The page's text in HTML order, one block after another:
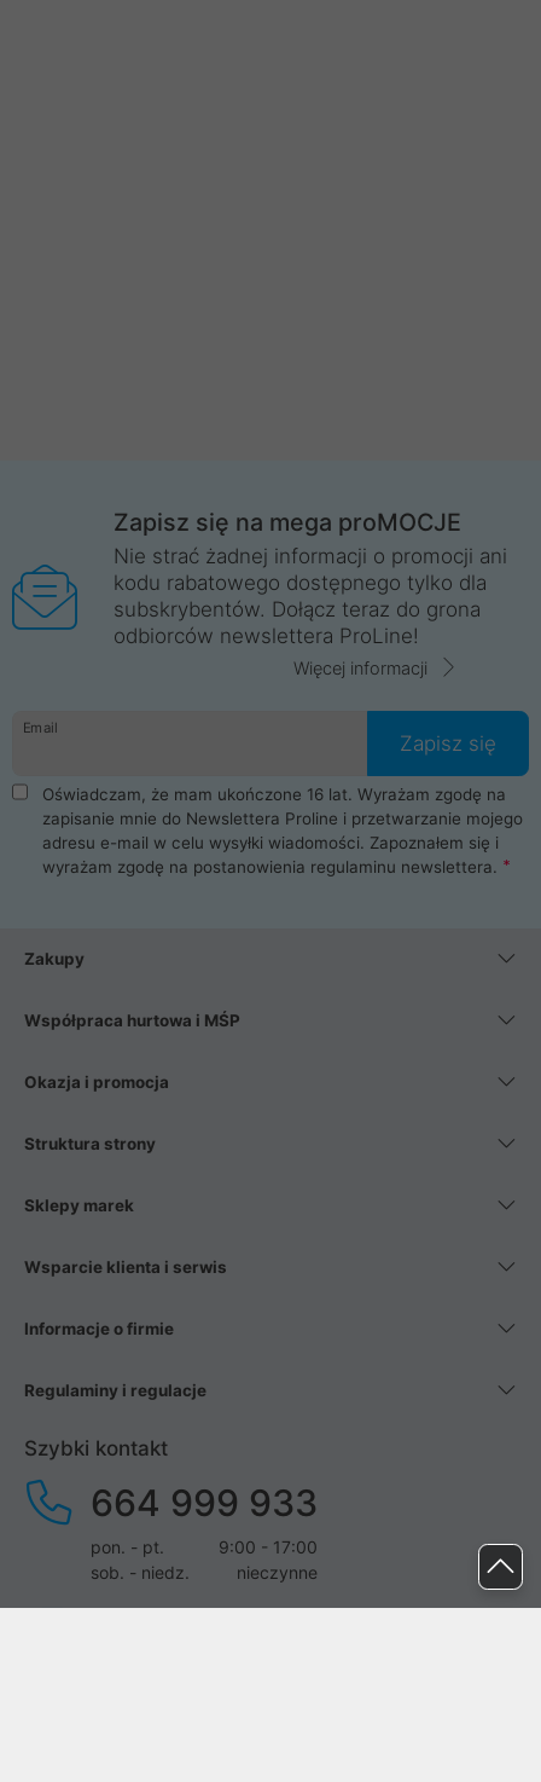
Zapisz się na mega proMOCJE
Nie strać żadnej informacji o promocji ani
kodu rabatowego dostępnego tylko dla
subskrybentów. Dołącz teraz do grona
odbiorców newslettera ProLine!
Więcej informacji
Email
Zapisz się
Oświadczam, że mam ukończone 16 lat. Wyrażam zgodę na
zapisanie mnie do Newslettera Proline i przetwarzanie mojego
adresu e-mail w celu wysyłki wiadomości. Zapoznałem się i
wyrażam zgodę na postanowienia regulaminu newslettera.
Zakupy
Współpraca hurtowa i MŚP
Okazja i promocja
Struktura strony
Sklepy marek
Wsparcie klienta i serwis
Informacje o firmie
Regulaminy i regulacje
Szybki kontakt
664 999 933
pon. - pt.
9:00 - 17:00
sob. - niedz.
nieczynne